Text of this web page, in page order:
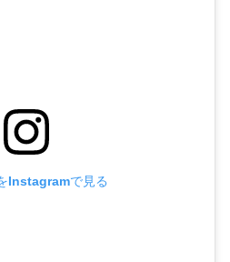
Instagramで見る